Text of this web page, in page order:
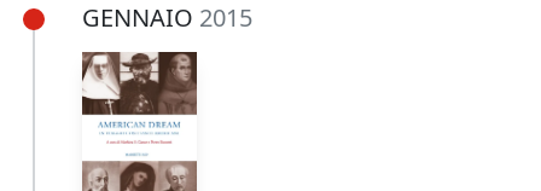
GENNAIO 2015